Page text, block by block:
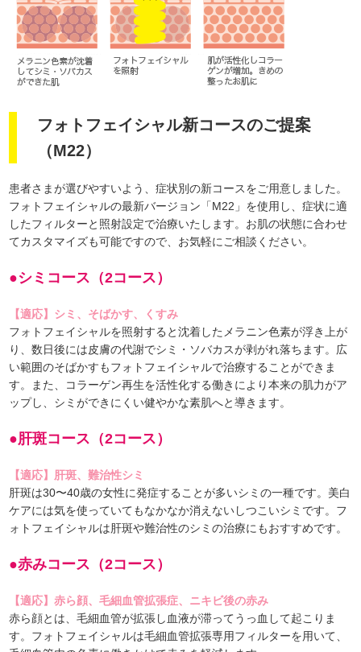
フォトフェイシャル新コースのご提案
（M22）
患者さまが選びやすいよう、症状別の新コースをご用意しました。
フォトフェイシャルの最新バージョン「M22」を使用し、症状に適
したフィルターと照射設定で治療いたします。お肌の状態に合わせ
てカスタマイズも可能ですので、お気軽にご相談ください。
●シミコース（2コース）
【適応】シミ、そばかす、くすみ
フォトフェイシャルを照射すると沈着したメラニン色素が浮き上が
り、数日後には皮膚の代謝でシミ・ソバカスが剥がれ落ちます。広
い範囲のそばかすもフォトフェイシャルで治療することができま
す。また、コラーゲン再生を活性化する働きにより本来の肌力がア
ップし、シミができにくい健やかな素肌へと導きます。
●肝斑コース（2コース）
【適応】肝斑、難治性シミ
肝斑は30〜40歳の女性に発症することが多いシミの一種です。美白
ケアには気を使っていてもなかなか消えないしつこいシミです。フ
ォトフェイシャルは肝斑や難治性のシミの治療にもおすすめです。
●赤みコース（2コース）
【適応】赤ら顔、毛細血管拡張症、ニキビ後の赤み
赤ら顔とは、毛細血管が拡張し血液が滞ってうっ血して起こりま
す。フォトフェイシャルは毛細血管拡張専用フィルターを用いて、